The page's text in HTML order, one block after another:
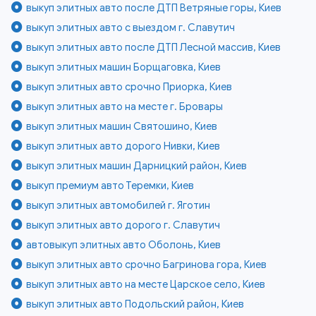
выкуп элитных авто после ДТП Ветряные горы, Киев
выкуп элитных авто с выездом г. Славутич
выкуп элитных авто после ДТП Лесной массив, Киев
выкуп элитных машин Борщаговка, Киев
выкуп элитных авто срочно Приорка, Киев
выкуп элитных авто на месте г. Бровары
выкуп элитных машин Святошино, Киев
выкуп элитных авто дорого Нивки, Киев
выкуп элитных машин Дарницкий район, Киев
выкуп премиум авто Теремки, Киев
выкуп элитных автомобилей г. Яготин
выкуп элитных авто дорого г. Славутич
автовыкуп элитных авто Оболонь, Киев
выкуп элитных авто срочно Багринова гора, Киев
выкуп элитных авто на месте Царское село, Киев
выкуп элитных авто Подольский район, Киев